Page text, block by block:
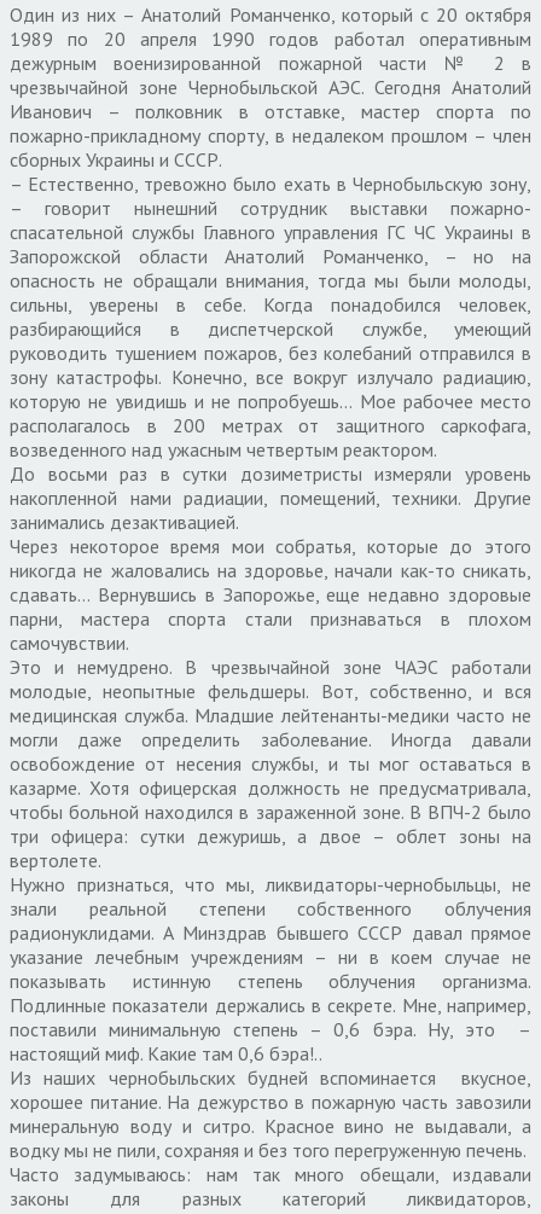
Один из них – Анатолий Романченко, который с 20 октября
1989 по 20 апреля 1990 годов работал оперативным
дежурным военизированной пожарной части № 2 в
чрезвычайной зоне Чернобыльской АЭС. Сегодня Анатолий
Иванович – полковник в отставке, мастер спорта по
пожарно-прикладному спорту, в недалеком прошлом – член
сборных Украины и СССР.
– Естественно, тревожно было ехать в Чернобыльскую зону,
– говорит нынешний сотрудник выставки пожарно-
спасательной службы Главного управления ГС ЧС Украины в
Запорожской области Анатолий Романченко, – но на
опасность не обращали внимания, тогда мы были молоды,
сильны, уверены в себе. Когда понадобился человек,
разбирающийся в диспетчерской службе, умеющий
руководить тушением пожаров, без колебаний отправился в
зону катастрофы. Конечно, все вокруг излучало радиацию,
которую не увидишь и не попробуешь… Мое рабочее место
располагалось в 200 метрах от защитного саркофага,
возведенного над ужасным четвертым реактором.
До восьми раз в сутки дозиметристы измеряли уровень
накопленной нами радиации, помещений, техники. Другие
занимались дезактивацией.
Через некоторое время мои собратья, которые до этого
никогда не жаловались на здоровье, начали как-то сникать,
сдавать… Вернувшись в Запорожье, еще недавно здоровые
парни, мастера спорта стали признаваться в плохом
самочувствии.
Это и немудрено. В чрезвычайной зоне ЧАЭС работали
молодые, неопытные фельдшеры. Вот, собственно, и вся
медицинская служба. Младшие лейтенанты-медики часто не
могли даже определить заболевание. Иногда давали
освобождение от несения службы, и ты мог оставаться в
казарме. Хотя офицерская должность не предусматривала,
чтобы больной находился в зараженной зоне. В ВПЧ-2 было
три офицера: сутки дежуришь, а двое – облет зоны на
вертолете.
Нужно признаться, что мы, ликвидаторы-чернобыльцы, не
знали реальной степени собственного облучения
радионуклидами. А Минздрав бывшего СССР давал прямое
указание лечебным учреждениям – ни в коем случае не
показывать истинную степень облучения организма.
Подлинные показатели держались в секрете. Мне, например,
поставили минимальную степень – 0,6 бэра. Ну, это –
настоящий миф. Какие там 0,6 бэра!..
Из наших чернобыльских будней вспоминается вкусное,
хорошее питание. На дежурство в пожарную часть завозили
минеральную воду и ситро. Красное вино не выдавали, а
водку мы не пили, сохраняя и без того перегруженную печень.
Часто задумываюсь: нам так много обещали, издавали
законы для разных категорий ликвидаторов,